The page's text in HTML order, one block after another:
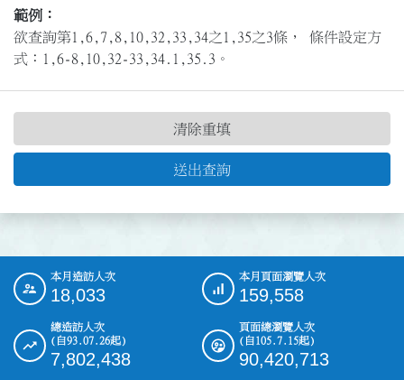
範例：
欲查詢第1,6,7,8,10,32,33,34之1,35之3條， 條件設定方
式：1,6-8,10,32-33,34.1,35.3。
送出查詢
清除重填
::: 本月造訪人次
18,033
本月頁面瀏覽人次
159,558
總造訪人次
(自93.07.26起)
7,802,438
頁面總瀏覽人次
(自105.7.15起)
90,420,713